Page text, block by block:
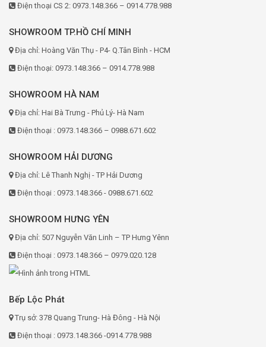
Điện thoại CS 2: 0973.148.366 – 0914.778.988
SHOWROOM TP.HỒ CHÍ MINH
Địa chỉ: Hoàng Văn Thụ - P4- Q.Tân Bình - HCM
Điện thoại: 0973.148.366 – 0914.778.988
SHOWROOM HÀ NAM
Địa chỉ: Hai Bà Trưng - Phủ Lý- Hà Nam
Điện thoại : 0973.148.366 – 0988.671.602
SHOWROOM HẢI DƯƠNG
Địa chỉ: Lê Thanh Nghị - TP Hải Dương
Điện thoại : 0973.148.366 - 0988.671.602
SHOWROOM HƯNG YÊN
Địa chỉ: 507 Nguyễn Văn Linh – TP Hưng Yênn
Điện thoại : 0973.148.366 – 0979.020.128
Bếp Lộc Phát
Trụ sở: 378 Quang Trung- Hà Đông - Hà Nội
Điện thoại : 0973.148.366 -0914.778.988